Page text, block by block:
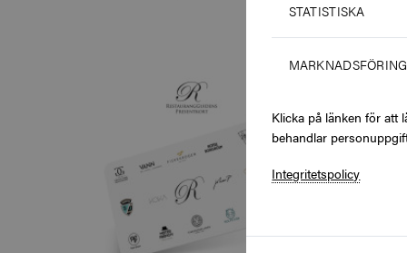
STATISTISKA
MARKNADSFÖRING
Klicka på länken för att
behandlar
Integritetspolicy